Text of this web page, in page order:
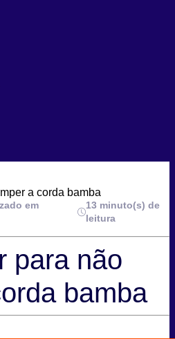
a corda bamba
em
13 minuto(s) de
leitura
para não
bamba